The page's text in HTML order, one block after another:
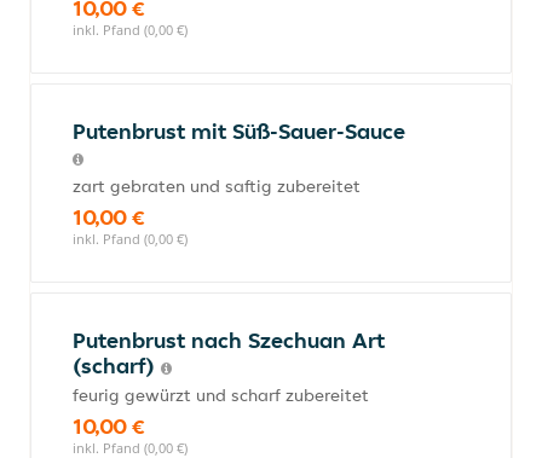
10,00 €
inkl. Pfand (0,00 €)
Putenbrust mit Süß-Sauer-Sauce
zart gebraten und saftig zubereitet
10,00 €
inkl. Pfand (0,00 €)
Putenbrust nach Szechuan Art
(scharf)
feurig gewürzt und scharf zubereitet
10,00 €
inkl. Pfand (0,00 €)